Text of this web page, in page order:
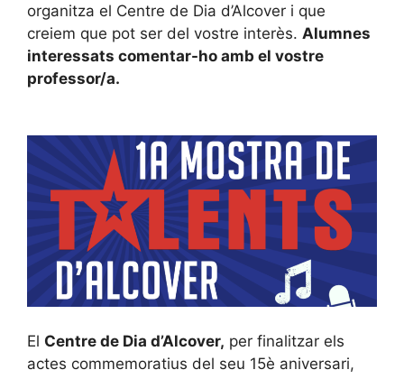
organitza el Centre de Dia d’Alcover i que
creiem que pot ser del vostre interès. Alumnes
interessats comentar-ho amb el vostre
professor/a.
El Centre de Dia d’Alcover, per finalitzar els
actes commemoratius del seu 15è aniversari,